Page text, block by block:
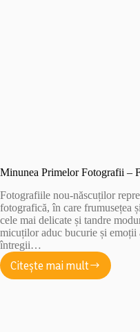
Minunea Primelor Fotografii –
Fotografiile nou-născuților
fotografică, în care frumusețea
cele mai delicate și tandre
micuților aduc bucurie și emoții
întregii…
Citește mai mult
Minunea